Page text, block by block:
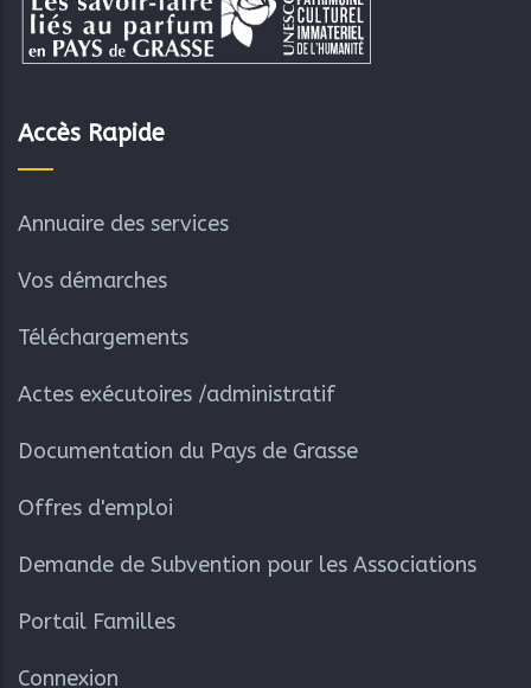
Accès Rapide
Annuaire des services
Vos démarches
Téléchargements
Actes exécutoires /administratif
Documentation du Pays de Grasse
Offres d'emploi
Demande de Subvention pour les Associations
Portail Familles
Connexion